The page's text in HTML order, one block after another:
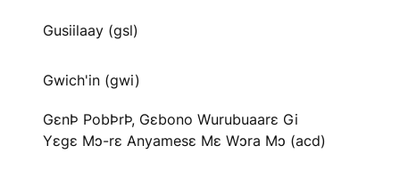
Gusiilaay (gsl)
Gwich'in (gwi)
GɛnÞ PobÞrÞ, Gɛbono Wurubuaarɛ Gi
Yɛgɛ Mɔ-rɛ Anyamesɛ Mɛ Wɔra Mɔ (acd)